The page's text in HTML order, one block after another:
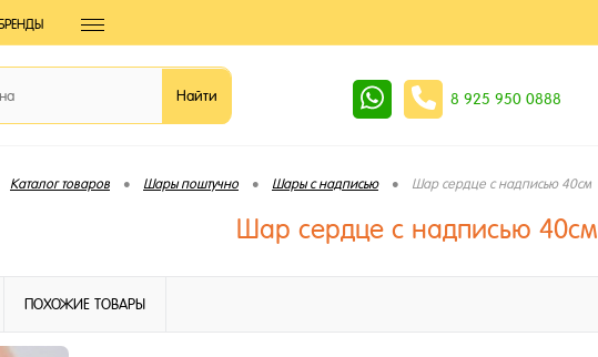
8 925 950 0888
Каталог товаров • Шары поштучно • Шары с надписью • Шар сердце с надписью 40см
Шар сердце с надписью 40см
ПОХОЖИЕ ТОВАРЫ